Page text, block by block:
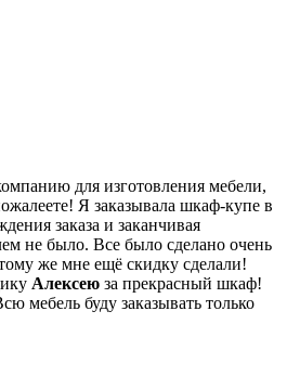
для изготовления мебели,
Я заказывала шкаф-купе в
заказа и заканчивая
не было. Все было сделано очень
же мне ещё скидку сделали!
Алексею за прекрасный шкаф!
мебель буду заказывать только